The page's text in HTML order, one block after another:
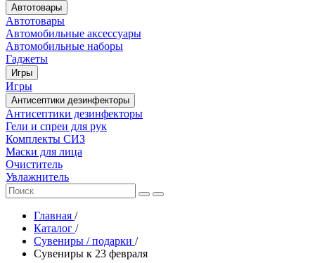
Автотовары
Автотовары
Автомобильные аксессуары
Автомобильные наборы
Гаджеты
Игры
Игры
Антисептики дезинфекторы
Антисептики дезинфекторы
Гели и спреи для рук
Комплекты СИЗ
Маски для лица
Очиститель
Увлажнитель
Главная /
Каталог /
Сувениры / подарки /
Сувениры к 23 февраля